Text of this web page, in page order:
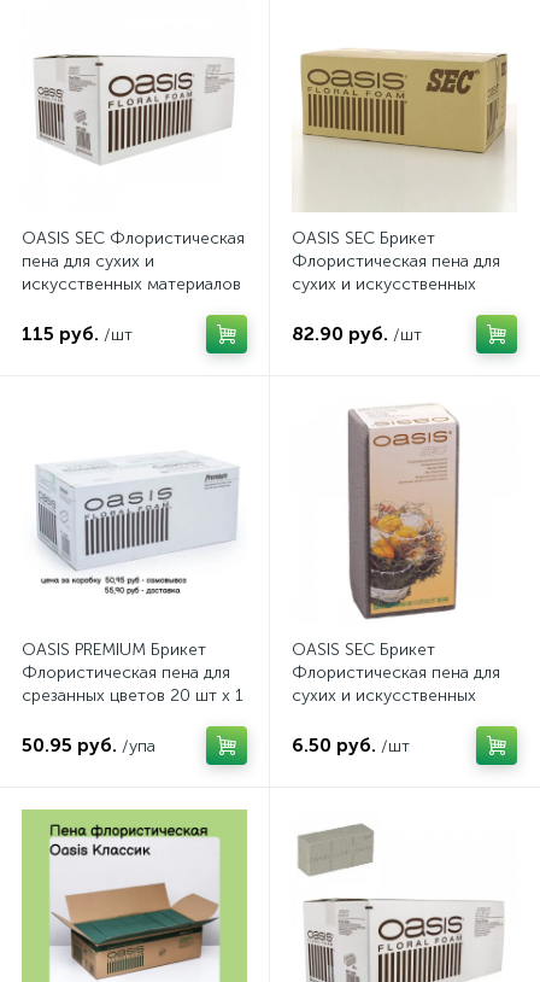
OASIS SEC Флористическая
пена для сухих и
искусственных материалов
02302
115 руб. /шт
OASIS SEC Брикет
Флористическая пена для
сухих и искусственных
82.90 руб. /шт
OASIS PREMIUM Брикет
Флористическая пена для
срезанных цветов 20 шт х 1
50.95 руб. /упа
OASIS SEC Брикет
Флористическая пена для
сухих и искусственных
упаковке 23х11х8см, арт.
6.50 руб. /шт